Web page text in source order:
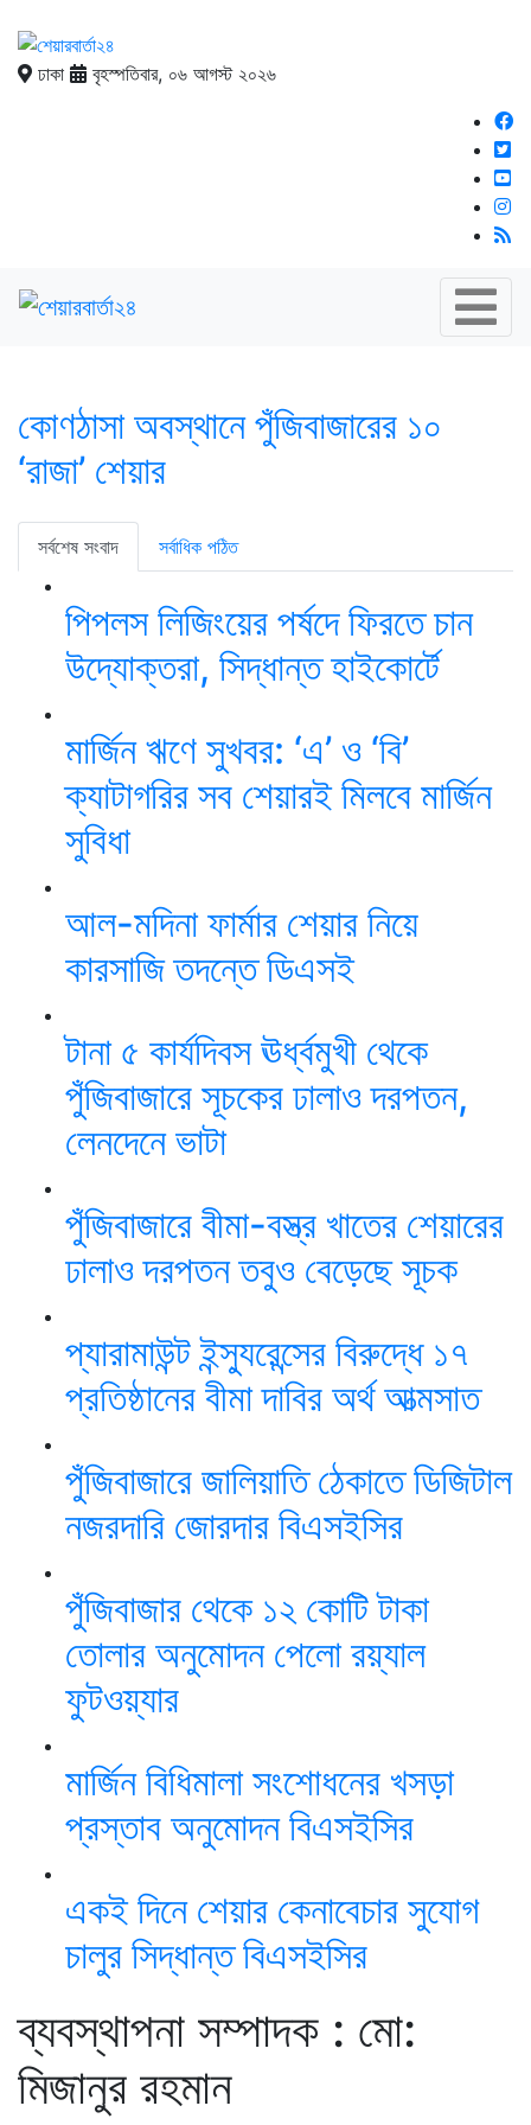
ঢাকা বৃহস্পতিবার, ০৬ আগস্ট ২০২৬
কোণঠাসা অবস্থানে পুঁজিবাজারের ১০
‘রাজা’ শেয়ার
সর্বশেষ সংবাদ সর্বাধিক পঠিত
পিপলস লিজিংয়ের পর্ষদে ফিরতে চান
উদ্যোক্তরা, সিদ্ধান্ত হাইকোর্টে
মার্জিন ঋণে সুখবর: ‘এ’ ও ‘বি’
ক্যাটাগরির সব শেয়ারই মিলবে মার্জিন
সুবিধা
আল-মদিনা ফার্মার শেয়ার নিয়ে
কারসাজি তদন্তে ডিএসই
টানা ৫ কার্যদিবস ঊর্ধ্বমুখী থেকে
পুঁজিবাজারে সূচকের ঢালাও দরপতন,
লেনদেনে ভাটা
পুঁজিবাজারে বীমা-বস্ত্র খাতের শেয়ারের
ঢালাও দরপতন তবুও বেড়েছে সূচক
প্যারামাউন্ট ইন্স্যুরেন্সের বিরুদ্ধে ১৭
প্রতিষ্ঠানের বীমা দাবির অর্থ আত্মসাত
পুঁজিবাজারে জালিয়াতি ঠেকাতে ডিজিটাল
নজরদারি জোরদার বিএসইসির
পুঁজিবাজার থেকে ১২ কোটি টাকা
তোলার অনুমোদন পেলো রয়্যাল
ফুটওয়্যার
মার্জিন বিধিমালা সংশোধনের খসড়া
প্রস্তাব অনুমোদন বিএসইসির
একই দিনে শেয়ার কেনাবেচার সুযোগ
চালুর সিদ্ধান্ত বিএসইসির
ব্যবস্থাপনা সম্পাদক : মো:
মিজানুর রহমান